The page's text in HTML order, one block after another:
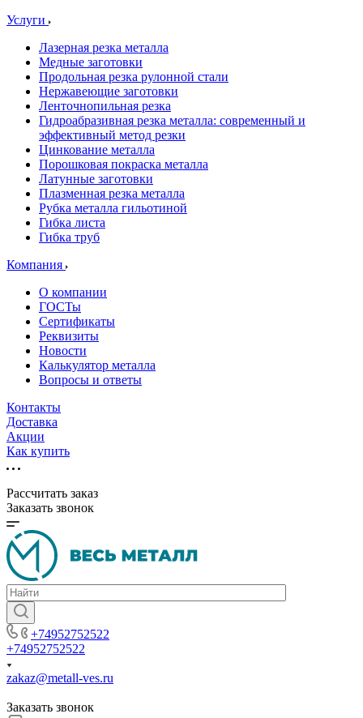
Услуги
Лазерная резка металла
Медные заготовки
Продольная резка рулонной стали
Нержавеющие заготовки
Ленточнопильная резка
Гидроабразивная резка металла: современный и
эффективный метод резки
Цинкование металла
Порошковая покраска металла
Латунные заготовки
Плазменная резка металла
Рубка металла гильотиной
Гибка листа
Гибка труб
Компания
О компании
ГОСТы
Сертификаты
Реквизиты
Новости
Калькулятор металла
Вопросы и ответы
Контакты
Доставка
Акции
Как купить
Рассчитать заказ
Заказать звонок
+74952752522
+74952752522
zakaz@metall-ves.ru
Заказать звонок